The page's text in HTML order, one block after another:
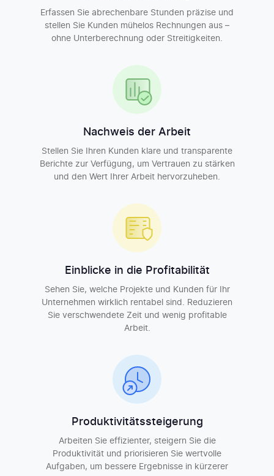
Erfassen Sie abrechenbare Stunden präzise und
stellen Sie Kunden mühelos Rechnungen aus –
ohne Unterberechnung oder Streitigkeiten.
Nachweis der Arbeit
Stellen Sie Ihren Kunden klare und transparente
Berichte zur Verfügung, um Vertrauen zu stärken
und den Wert Ihrer Arbeit hervorzuheben.
Einblicke in die Profitabilität
Sehen Sie, welche Projekte und Kunden für Ihr
Unternehmen wirklich rentabel sind. Reduzieren
Sie verschwendete Zeit und wenig profitable
Arbeit.
Produktivitätssteigerung
Arbeiten Sie effizienter, steigern Sie die
Produktivität und priorisieren Sie wertvolle
Aufgaben, um bessere Ergebnisse in kürzerer